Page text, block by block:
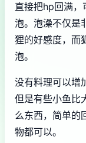
直接把hp回满
泡。泡澡不仅是
狸的好感度，而
泡。
没有料理可以增
但是有些小鱼比
么东西，简单的
物都可以。